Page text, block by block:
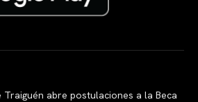
Traiguén abre postulaciones a la Beca